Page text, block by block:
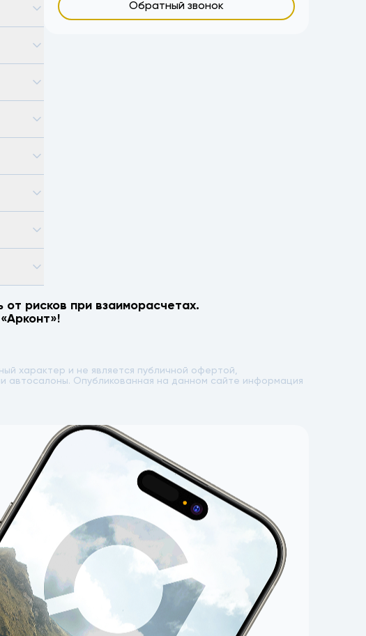
Обратный звонок
рисков при взаиморасчетах.
характер и не является публичной офертой,
автосалоны. Опубликованная на данном сайте информация